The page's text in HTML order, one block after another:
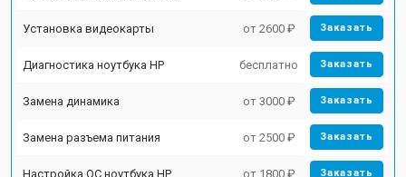
Установка видеокарты от 2600 ₽ Заказать
Диагностика ноутбука HP бесплатно Заказать
Замена динамика от 3000 ₽ Заказать
Замена разъема питания от 2500 ₽ Заказать
Настройка ОС ноутбука HP от 1800 ₽ Заказать